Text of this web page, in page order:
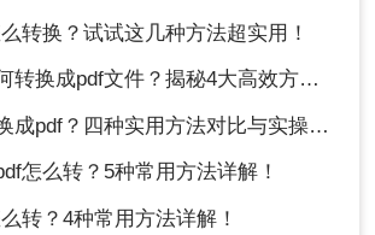
转换？试试这几种方法超实用！
pdf文件？揭秘4大高效方法，轻松搞定所有场景！
？四种实用方法对比与实操指南（附详细表格）！
怎么转？5种常用方法详解！
转？4种常用方法详解！